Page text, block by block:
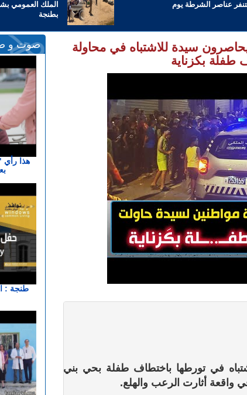
الملك العمومي
بطنجة
عناصر الشرطة يوم
سيدة للاشتباه في محاولة
طفلة بكزناية
في تورطها باختطاف طفلة بحي بني
واقعة أثارت الرعب والهلع.
صوت و
هذا
طنجة :